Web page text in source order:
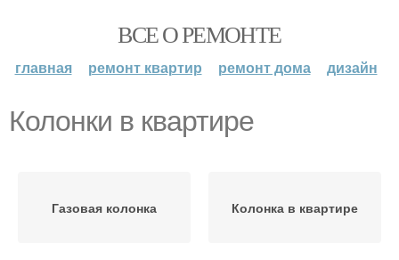
ВСЕ О РЕМОНТЕ
главная ремонт квартир ремонт дома дизайн
Колонки в квартире
Газовая колонка Колонка в квартире